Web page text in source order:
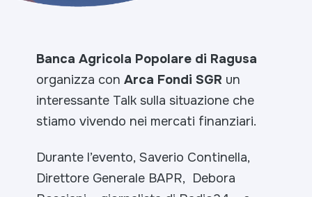
Banca Agricola Popolare di Ragusa
organizza conArca Fondi SGR un
interessante Talk sulla situazione che
stiamo vivendo nei mercati finanziari.
Durante l’evento, Saverio Continella,
Direttore Generale BAPR, Debora